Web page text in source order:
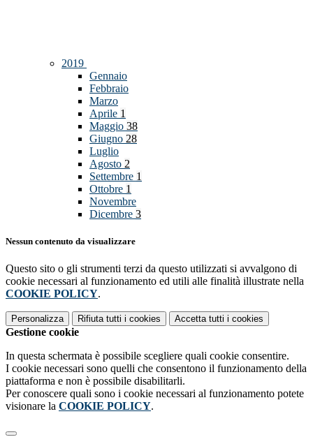
2019
Gennaio
Febbraio
Marzo
Aprile 1
Maggio 38
Giugno 28
Luglio
Agosto 2
Settembre 1
Ottobre 1
Novembre
Dicembre 3
Nessun contenuto da visualizzare
Questo sito o gli strumenti terzi da questo utilizzati si avvalgono di
cookie necessari al funzionamento ed utili alle finalità illustrate nella
COOKIE POLICY.
Personalizza Rifiuta tutti i cookies Accetta tutti i cookies
Gestione cookie
In questa schermata è possibile scegliere quali cookie consentire.
I cookie necessari sono quelli che consentono il funzionamento della
piattaforma e non è possibile disabilitarli.
Per conoscere quali sono i cookie necessari al funzionamento potete
visionare la COOKIE POLICY.